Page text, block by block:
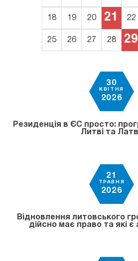
18 19 20 21 22
25 26 27 28 29
30
КВІТНЯ
2026
Резиденція в ЄС просто:
Литві та
21
ТРАВНЯ
2026
Відновлення литовського
дійсно має право та які є